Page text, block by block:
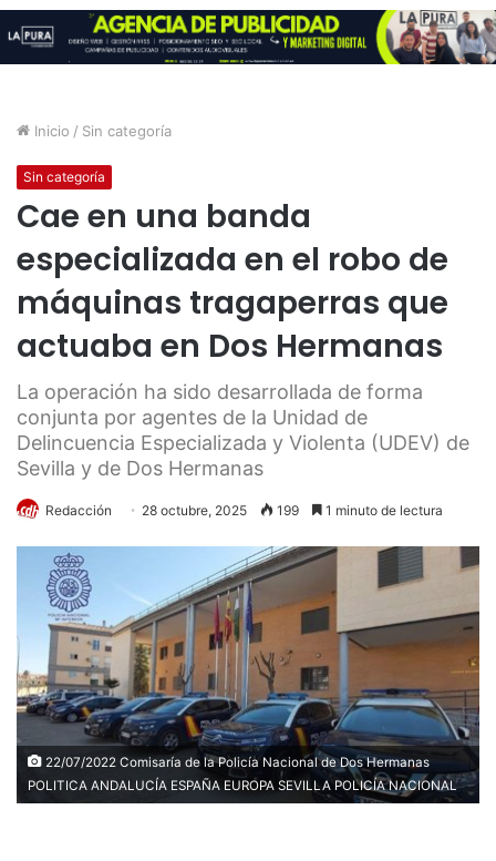
Inicio / Sin categoría
Sin categoría
Cae en una banda
especializada en el robo de
máquinas tragaperras que
actuaba en Dos Hermanas
La operación ha sido desarrollada de forma
conjunta por agentes de la Unidad de
Delincuencia Especializada y Violenta (UDEV) de
Sevilla y de Dos Hermanas
Redacción 28 octubre, 2025 199 1 minuto de lectura
22/07/2022 Comisaría de la Policía Nacional de Dos Hermanas
POLITICA ANDALUCÍA ESPAÑA EUROPA SEVILLA POLICÍA NACIONAL